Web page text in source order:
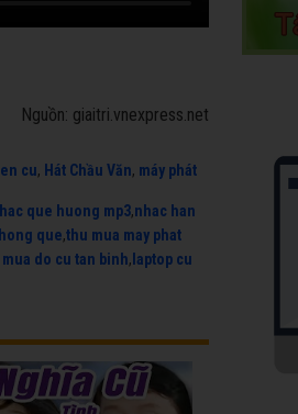
Nguồn: giaitri.vnexpress.net
cu, Hát Chầu Văn, máy phát
que huong mp3,nhac han
que,thu mua may phat
do cu tan binh, laptop cu